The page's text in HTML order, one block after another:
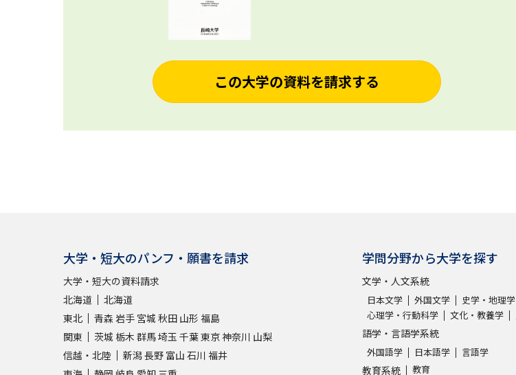
この大学の資料を請求する
大学・短大のパンフ・願書を請求
大学・短大の資料請求
北海道
北海道
東北
青森 岩手 宮城 秋田 山形 福島
関東
茨城 栃木 群馬埼玉 千葉東京神奈川 山梨
信越・北陸
新潟長野 富山 石川 福井
学問分野から大学を探す
文学・人文系統
日本文学 外国文学 史学・地理学
心理学・行動科学
文化・教養学
語学・言語学系統
外国語学 日本語学 言語学
教育系統 教育